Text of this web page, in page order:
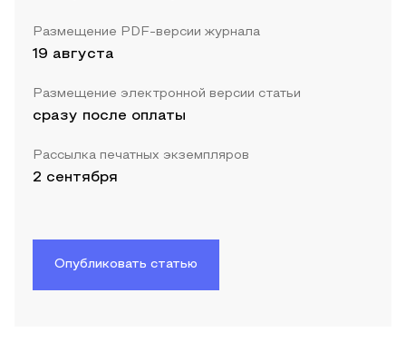
Размещение PDF-версии журнала
19 августа
Размещение электронной версии статьи
сразу после оплаты
Рассылка печатных экземпляров
2 сентября
Опубликовать статью